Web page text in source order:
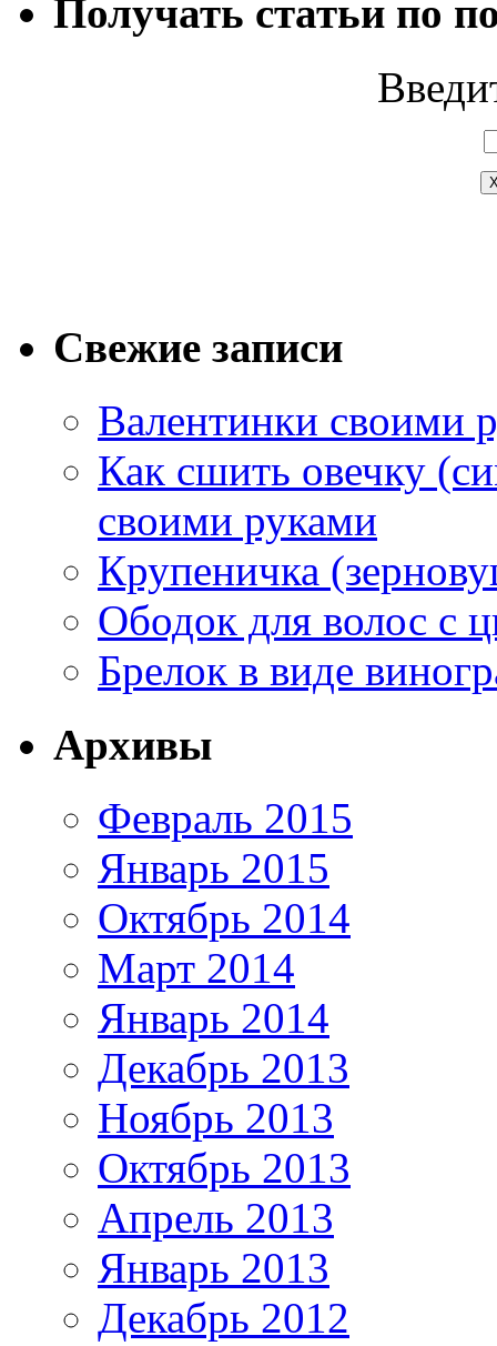
Получать статьи по
Свежие записи
Валентинки своими
Как сшить овечку
своими руками
Крупеничка
Ободок для волос с
Брелок в виде
Архивы
Февраль 2015
Январь 2015
Октябрь 2014
Март 2014
Январь 2014
Декабрь 2013
Ноябрь 2013
Октябрь 2013
Апрель 2013
Январь 2013
Декабрь 2012